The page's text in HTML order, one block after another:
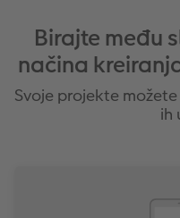
Birajte među
načina kreiranja
Svoje projekte
ih